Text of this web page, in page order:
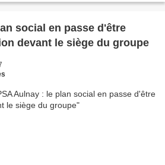
social en passe d'être
devant le siège du groupe